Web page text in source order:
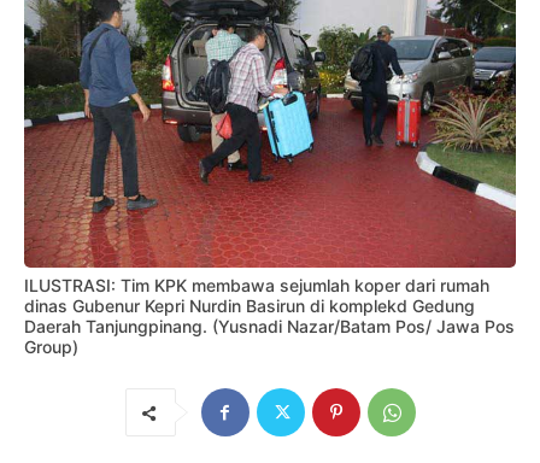
ILUSTRASI: Tim KPK membawa sejumlah koper dari rumah
dinas Gubenur Kepri Nurdin Basirun di komplekd Gedung
Daerah Tanjungpinang. (Yusnadi Nazar/Batam Pos/ Jawa Pos
Group)